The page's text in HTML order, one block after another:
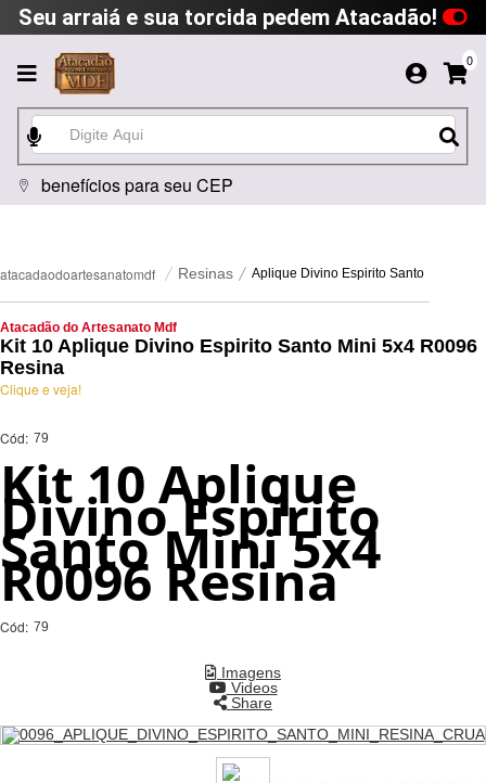
Seu arraiá e sua torcida pedem Atacadão!
0
benefícios para seu CEP
atacadaodoartesanatomdf Resinas Aplique Divino Espirito Santo
Atacadão do Artesanato Mdf
Kit 10 Aplique Divino Espirito Santo Mini 5x4 R0096
Resina
Clique e veja!
Cód: 79
Kit 10 Aplique
Divino Espirito
Santo Mini 5x4
R0096 Resina
Cód: 79
Imagens
Videos
Share